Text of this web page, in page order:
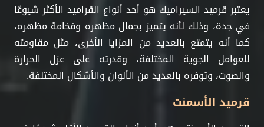
يعتبر قرميد السيراميك هو أحد أنواع القراميد الأكثر شيوعًا
في جدة، وذلك لأنه يتميز بجمال مظهره وفخامة مظهره،
كما أنه يتمتع بالعديد من المزايا الأخرى، مثل مقاومته
للعوامل الجوية المختلفة، وقدرته على عزل الحرارة
والصوت، وتوفره بالعديد من الألوان والأشكال المختلفة.
قرميد الأسمنت